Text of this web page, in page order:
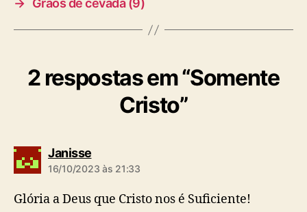
→ Grãos de cevada (9)
2 respostas em “Somente
Cristo”
Janissed
i
16/10/2023 às 21:33
Glória a Deus que Cristo nos é Suficiente!